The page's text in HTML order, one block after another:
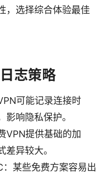
，选择综合体验最佳
志策略
可能记录连接时
响隐私保护。
VPN提供基础的加
异较大。
某些免费方案容易出